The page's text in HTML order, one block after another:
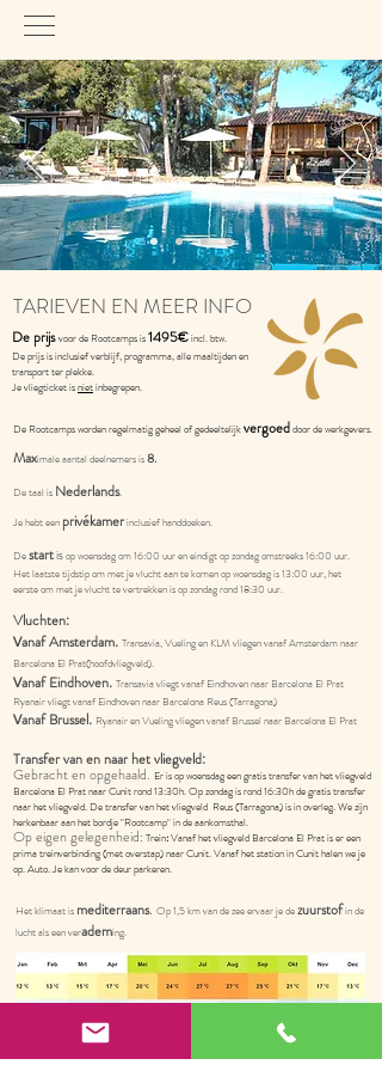
TARIEVEN EN MEER INFO
De prijsvoor de Rootcamps is1495€incl. btw.
De prijs isinclusief verblijf, programma, alle maaltijdenen
transport ter plekke.
Je vliegticket isnietinbegrepen.
De Rootcamps worden regelmatig geheel of gedeeltelijkvergoeddoor de werkgevers.
Maximale aantal deelnemers is8.
De taal is Nederlands.
Je hebt een privékamerinclusief handdoeken.
Destartisop woensdag om 16:00 uur en eindigt op zondag omstreeks 16:00 uur.
Het laatste tijdstip om met je vlucht aan te komen op woensdag is 13:00 uur, het
eerste om met je vlucht te vertrekken is op zondag rond 18:30 uur.
Vluchten:
Vanaf Amsterdam. Transavia, Vuelingen KLM vliegen vanaf Amsterdam naar
Barcelona El Prat(hoofdvliegveld).
Vanaf Eindhoven. Transavia vliegt vanaf Eindhoven naar Barcelona El Prat
Ryanair vliegtvanaf Eindhoven naar Barcelona Reus (Tarragona)
Vanaf Brussel. Ryanair en Vueling vliegen vanaf Brussel naar Barcelona El Prat
Transfer van en naar het vliegveld:
Gebracht en opgehaald. Er is op woensdag een gratis transfer van het vliegveld
Barcelona El Prat naar Cunit rond 13:30h. Op zondag is rond 16:30h de gratis transfer
naar het vliegveld. De transfer van het vliegveld Reus (Tarragona) is in overleg.We zijn
herkenbaar aan het bordje "Rootcamp" in de aankomsthal.
Op eigen gelegenheid: Trein:Vanaf het vliegveld Barcelona El Prat is er een
prima treinverbinding (met overstap) naar Cunit. Vanaf het station in Cunit halen we je
op. Auto. Je kan voor de deur parkeren.
Hetklimaat is mediterraans. Op 1,5 km van de zee ervaar je dezuurstofin de
lucht als een verademing.
https://www.bestereistijd.nl/spanje/
De vegetarische maaltijden worden met liefde bereid. Dieet wensen?